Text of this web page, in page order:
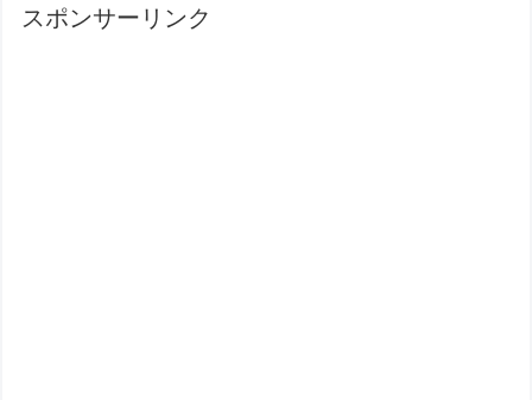
スポンサーリンク